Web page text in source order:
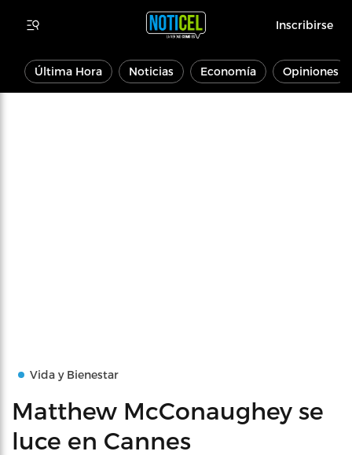
Inscribirse
Última Hora Noticias Economía Opiniones
Vida y Bienestar
Matthew McConaughey se
luce en Cannes